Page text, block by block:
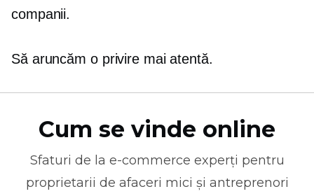
companii.
Să aruncăm o privire mai atentă.
Cum se vinde online
Sfaturi de la e-commerce experți pentru
proprietarii de afaceri mici și antreprenori